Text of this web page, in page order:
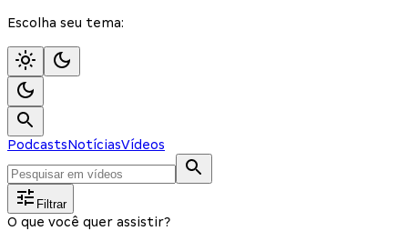
Escolha seu tema:
PodcastsNotíciasVídeos
Filtrar
O que você quer assistir?